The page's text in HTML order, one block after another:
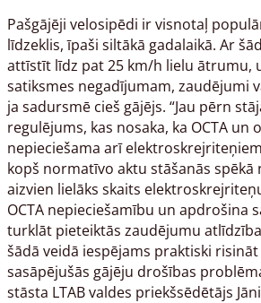
Pašgājēji velosipēdi ir visnotaļ
līdzeklis, īpaši siltākā gadalaikā. Ar
attīstīt līdz pat 25 km/h lielu ātrumu,
satiksmes negadījumam, zaudējumi
ja sadursmē cieš gājējs. “Jau pērn
regulējums, kas nosaka, ka OCTA un
nepieciešama arī
kopš normatīvo aktu stāšanās spēkā
aizvien lielāks skaits
OCTA nepieciešamību un apdrošina
turklāt pieteiktās zaudējumu
šādā veidā iespējams praktiski
sasāpējušās gājēju drošības
stāsta LTAB valdes priekšsēdētājs